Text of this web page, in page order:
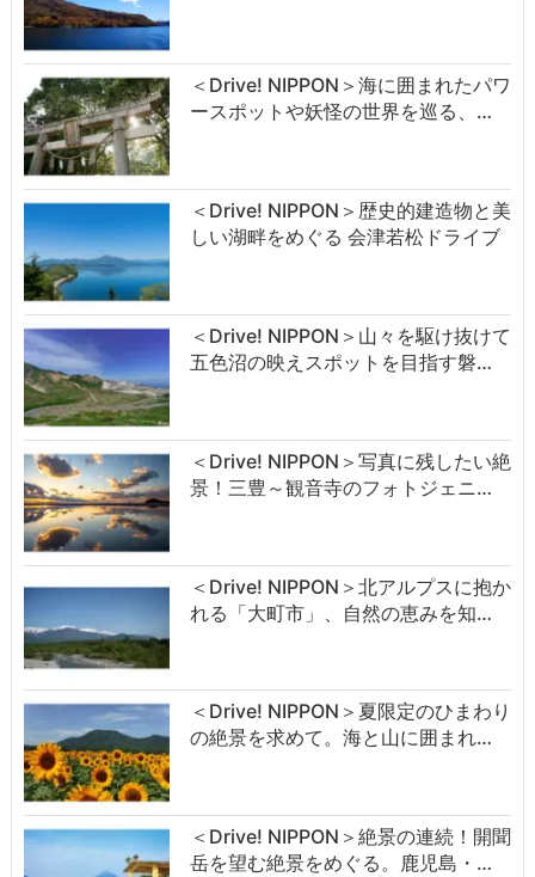
＜Drive! NIPPON＞海に囲まれたパワ
ースポットや妖怪の世界を巡る、…
＜Drive! NIPPON＞歴史的建造物と美
しい湖畔をめぐる 会津若松ドライブ
＜Drive! NIPPON＞山々を駆け抜けて
五色沼の映えスポットを目指す磐…
＜Drive! NIPPON＞写真に残したい絶
景！三豊～観音寺のフォトジェニ…
＜Drive! NIPPON＞北アルプスに抱か
れる「大町市」、自然の恵みを知…
＜Drive! NIPPON＞夏限定のひまわり
の絶景を求めて。海と山に囲まれ…
＜Drive! NIPPON＞絶景の連続！開聞
岳を望む絶景をめぐる。鹿児島・…